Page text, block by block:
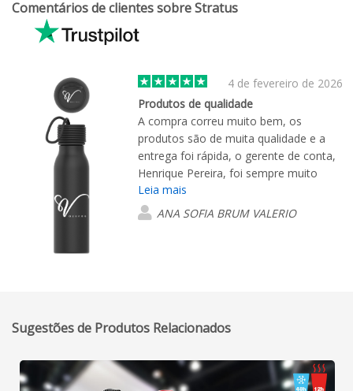
Comentários de clientes sobre Stratus
4 de fevereiro de 2026
Produtos de qualidade
A compra correu muito bem, os
produtos são de muita qualidade e a
entrega foi rápida, o gerente de conta,
Henrique Pereira, foi sempre muito
prestável.
Leia mais
ANA SOFIA BRUM VALERIO
Sugestões de Produtos Relacionados